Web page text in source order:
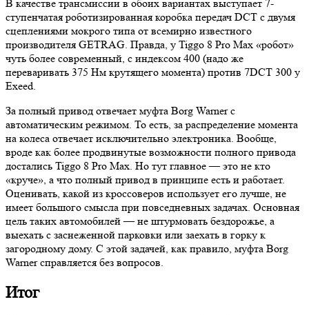
В качестве трансмиссии в обоих вариантах выступает 7-
ступенчатая роботизированная коробка передач DCT с двумя
сцеплениями мокрого типа от всемирно известного
производителя GETRAG. Правда, у Tiggo 8 Pro Max «робот»
чуть более современный, с индексом 400 (надо же
переваривать 375 Нм крутящего момента) против 7DCT 300 у
Exeed.
За полный привод отвечает муфта Borg Warner с
автоматическим режимом. То есть, за распределение момента
на колеса отвечает исключительно электроника. Вообще,
вроде как более продвинутые возможности полного привода
достались Tiggo 8 Pro Max. Но тут главное — это не кто
«круче», а что полный привод в принципе есть и работает.
Оценивать, какой из кроссоверов использует его лучше, не
имеет большого смысла при повседневных задачах. Основная
цель таких автомобилей — не штурмовать бездорожье, а
выехать с заснеженной парковки или заехать в горку к
загородному дому. С этой задачей, как правило, муфта Borg
Warner справляется без вопросов.
Итог